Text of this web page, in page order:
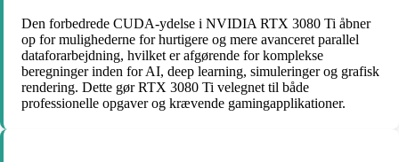
Den forbedrede CUDA-ydelse i NVIDIA RTX 3080 Ti åbner
op for mulighederne for hurtigere og mere avanceret parallel
dataforarbejdning, hvilket er afgørende for komplekse
beregninger inden for AI, deep learning, simuleringer og grafisk
rendering. Dette gør RTX 3080 Ti velegnet til både
professionelle opgaver og krævende gamingapplikationer.